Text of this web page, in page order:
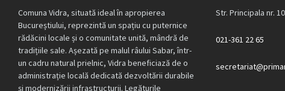
Comuna Vidra, situată ideal în apropierea
Bucureștiului, reprezintă un spațiu cu puternice
rădăcini locale și o comunitate unită, mândră de
tradițiile sale. Așezată pe malul râului Sabar, într-
un cadru natural prielnic, Vidra beneficiază de o
administrație locală dedicată dezvoltării durabile
și modernizării infrastructurii. Legăturile
Str. Principala nr.
021-361 22 65